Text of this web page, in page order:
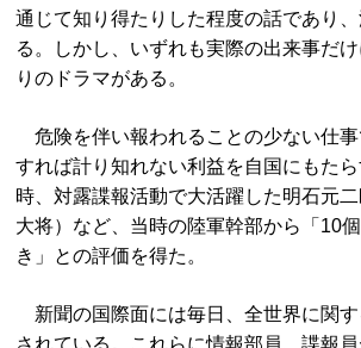
通じて知り得たりした程度の話であり
る。しかし、いずれも実際の出来事だ
りのドラマがある。
危険を伴い報われることの少ない仕
すれば計り知れない利益を自国にもた
時、対露諜報活動で大活躍した明石元
大将）など、当時の陸軍幹部から「10
き」との評価を得た。
新聞の国際面には毎日、全世界に関
されている。これらに情報部員、諜報